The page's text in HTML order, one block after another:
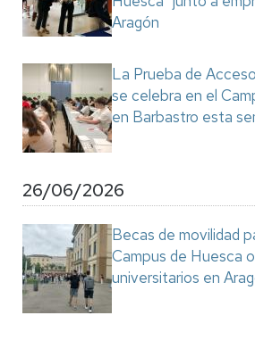
Aragón
La Prueba de
se celebra en el
en Barbastro esta
26/06/2026
Becas de movilidad
Campus de Huesca
universitarios en